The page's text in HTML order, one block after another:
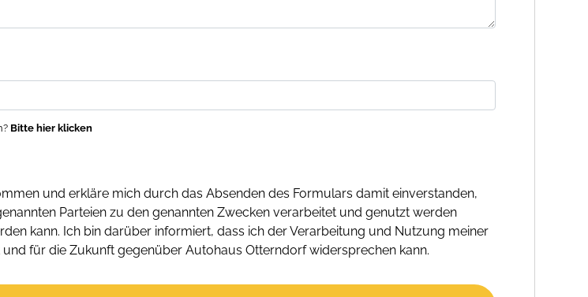
Bitte hier klicken
und erkläre mich durch das Absenden des Formulars damit einverstanden,
Parteien zu den genannten Zwecken verarbeitet und genutzt werden
kann. Ich bin darüber informiert, dass ich der Verarbeitung und Nutzung meiner
für die Zukunft gegenüber Autohaus Otterndorf widersprechen kann.